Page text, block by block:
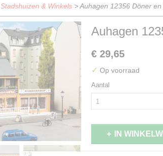
Stadshuizen & Winkels > Auhagen 12356 Döner
Auhagen
€ 29,65
✓ Op voorraad
Aantal
IN